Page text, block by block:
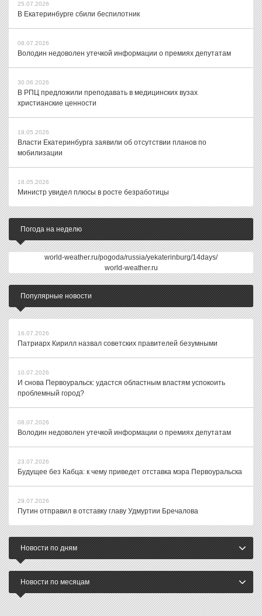
25.07.2026
В Екатеринбурге сбили беспилотник
08.07.2026
Володин недоволен утечкой информации о премиях депутатам
30.06.2026
В РПЦ предложили преподавать в медицинских вузах
христианские ценности
19.05.2026
Власти Екатеринбурга заявили об отсутствии планов по
мобилизации
18.05.2026
Министр увидел плюсы в росте безработицы
Погода на неделю
world-weather.ru/pogoda/russia/yekaterinburg/14days/
world-weather.ru
Популярные новости
16.07.2026
Патриарх Кирилл назвал советских правителей безумными
10.07.2026
И снова Первоуральск: удастся областным властям успокоить
проблемный город?
08.07.2026
Володин недоволен утечкой информации о премиях депутатам
23.07.2026
Будущее без Кабца: к чему приведет отставка мэра Первоуральска
29.07.2026
Путин отправил в отставку главу Удмуртии Бречалова
Новости по дням
Новости по месяцам